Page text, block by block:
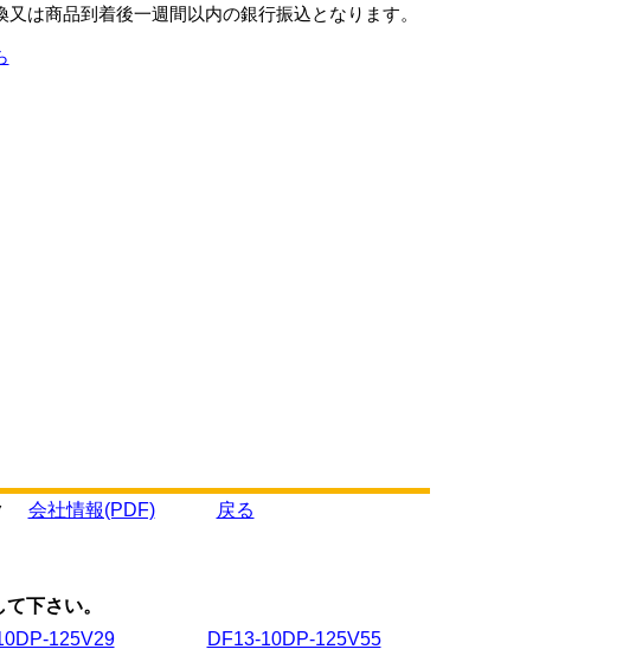
は商品到着後一週間以内の銀行振込となります。
会社情報(PDF) 戻る
下さい。
125V29 DF13-10DP-125V55